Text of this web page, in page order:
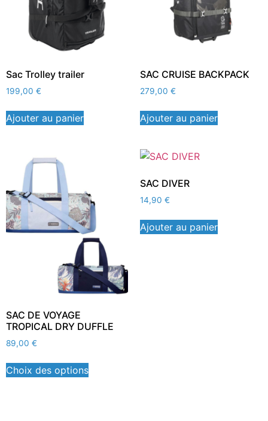
Sac Trolley trailer
199,00 €
Ajouter au panier
SAC CRUISE BACKPACK
279,00 €
Ajouter au panier
SAC DE VOYAGE
TROPICAL DRY DUFFLE
89,00 €
Choix des options
SAC DIVER
14,90 €
Ajouter au panier